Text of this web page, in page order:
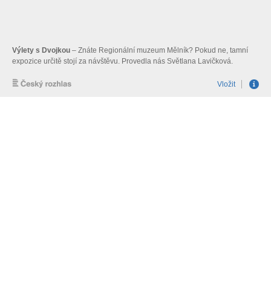
Výlety s Dvojkou – Znáte Regionální muzeum Mělník? Pokud ne, tamní
expozice určitě stojí za návštěvu. Provedla nás Světlana Lavičková.
Vložit